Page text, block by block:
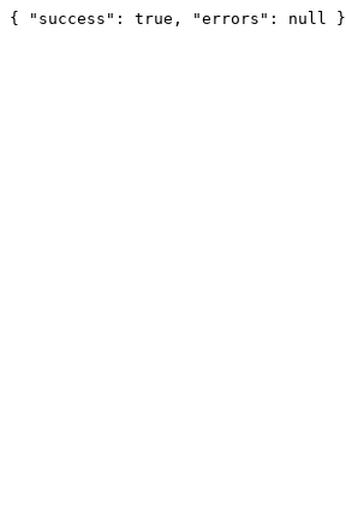
{ "success": true, "errors": null }